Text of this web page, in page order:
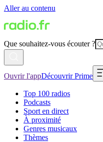
Aller au contenu
Que souhaitez-vous écouter ?
Ouvrir l'appDécouvrir Prime
Top 100 radios
Podcasts
Sport en direct
À proximité
Genres musicaux
Thèmes